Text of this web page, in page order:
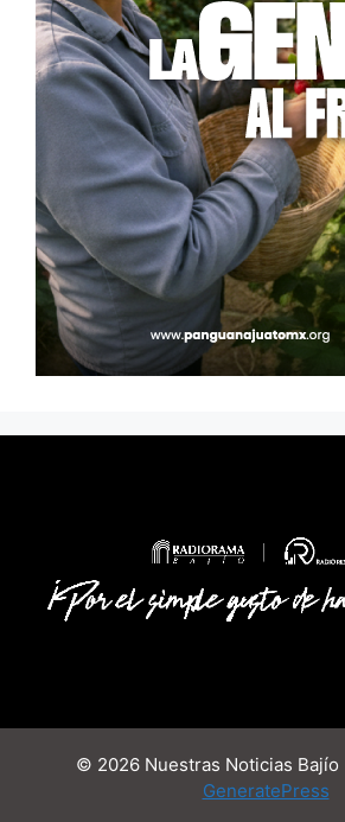
© 2026 Nuestras Noticias Bajío
GeneratePress